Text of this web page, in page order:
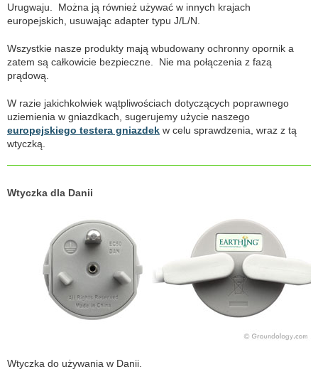
Urugwaju. Można ją również używać w innych krajach
europejskich, usuwając adapter typu J/L/N.
Wszystkie nasze produkty mają wbudowany ochronny opornik a
zatem są całkowicie bezpieczne. Nie ma połączenia z fazą
prądową.
W razie jakichkolwiek wątpliwościach dotyczących poprawnego
uziemienia w gniazdkach, sugerujemy użycie naszego
europejskiego testera gniazdek w celu sprawdzenia, wraz z tą
wtyczką.
Wtyczka dla Danii
Wtyczka do używania w Danii.